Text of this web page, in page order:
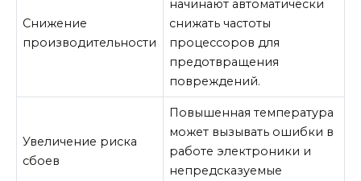
Снижение
производительности
начинают автоматически
снижать частоты
процессоров для
предотвращения
повреждений.
Увеличение риска
сбоев
Повышенная температура
может вызывать ошибки в
работе электроники и
непредсказуемые